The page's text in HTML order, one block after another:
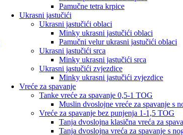
Pamučne tetra krpice
Ukrasni jastučići
Ukrasni jastučići oblaci
Minky ukrasni jastučići oblaci
Pamučni velur ukrasni jastučići oblaci
Ukrasni jastučići srca
Minky ukrasni jastučići srca
Ukrasni jastučići zvjezdice
Minky ukrasni jastučići zvjezdice
Vreće za spavanje
Tanke vreće za spavanje 0,5-1 TOG
Muslin dvoslojne vreće za spavanje s
Vreće za spavanje bez punjenja 1-1,5 TOG
Tanja dvoslojna klasična vreća za
Tanja dvoslojna vreća za spavanje s